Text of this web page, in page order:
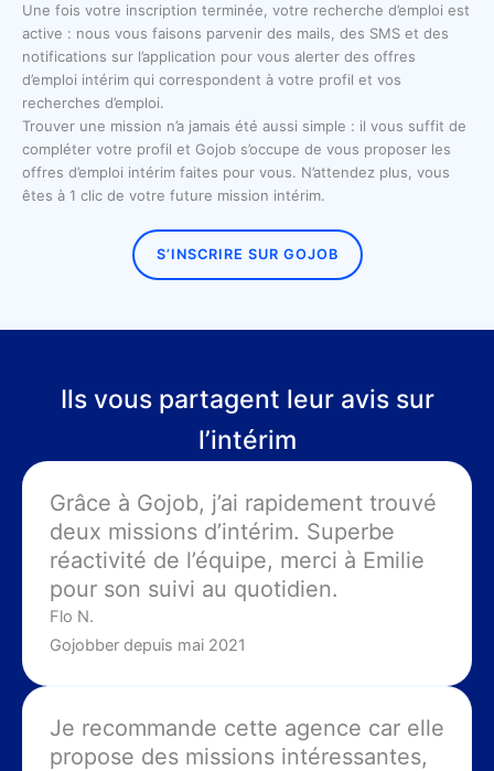
Une fois votre inscription terminée, votre recherche d’emploi est
active : nous vous faisons parvenir des mails, des SMS et des
notifications sur l’application pour vous alerter des offres
d’emploi intérim qui correspondent à votre profil et vos
recherches d’emploi.
Trouver une mission n’a jamais été aussi simple : il vous suffit de
compléter votre profil et Gojob s’occupe de vous proposer les
offres d’emploi intérim faites pour vous. N’attendez plus, vous
êtes à 1 clic de votre future mission intérim.
S’INSCRIRE SUR GOJOB
Ils vous partagent leur avis sur
l’intérim
Grâce à Gojob, j’ai rapidement trouvé
deux missions d’intérim. Superbe
réactivité de l’équipe, merci à Emilie
pour son suivi au quotidien.
Flo N.
Gojobber depuis mai 2021
Je recommande cette agence car elle
propose des missions intéressantes,